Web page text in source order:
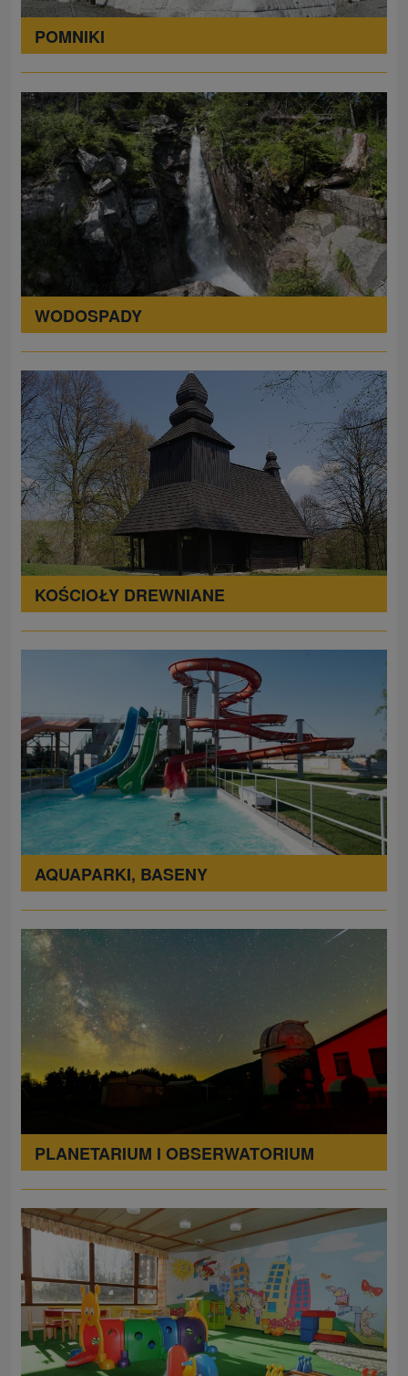
POMNIKI
WODOSPADY
KOŚCIOŁY DREWNIANE
AQUAPARKI, BASENY
PLANETARIUM I OBSERWATORIUM